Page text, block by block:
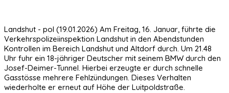
Landshut - pol (19.01.2026) Am Freitag, 16. Januar, führte die
Verkehrspolizeiinspektion Landshut in den Abendstunden
Kontrollen im Bereich Landshut und Altdorf durch. Um 21.48
Uhr fuhr ein 18-jähriger Deutscher mit seinem BMW durch den
Josef-Deimer-Tunnel. Hierbei erzeugte er durch schnelle
Gasstösse mehrere Fehlzündungen. Dieses Verhalten
wiederholte er erneut auf Höhe der Luitpoldstraße.